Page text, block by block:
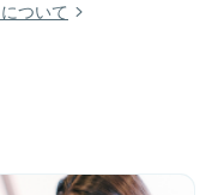
ついて